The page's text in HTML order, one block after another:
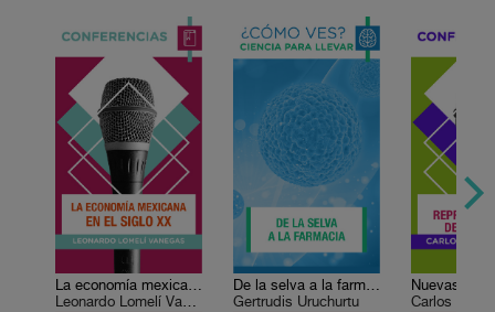
La economía mexicana en el siglo XX
Leonardo Lomelí Vanegas
De la selva a la farmacia
Gertrudis Uruchurtu
Carlos